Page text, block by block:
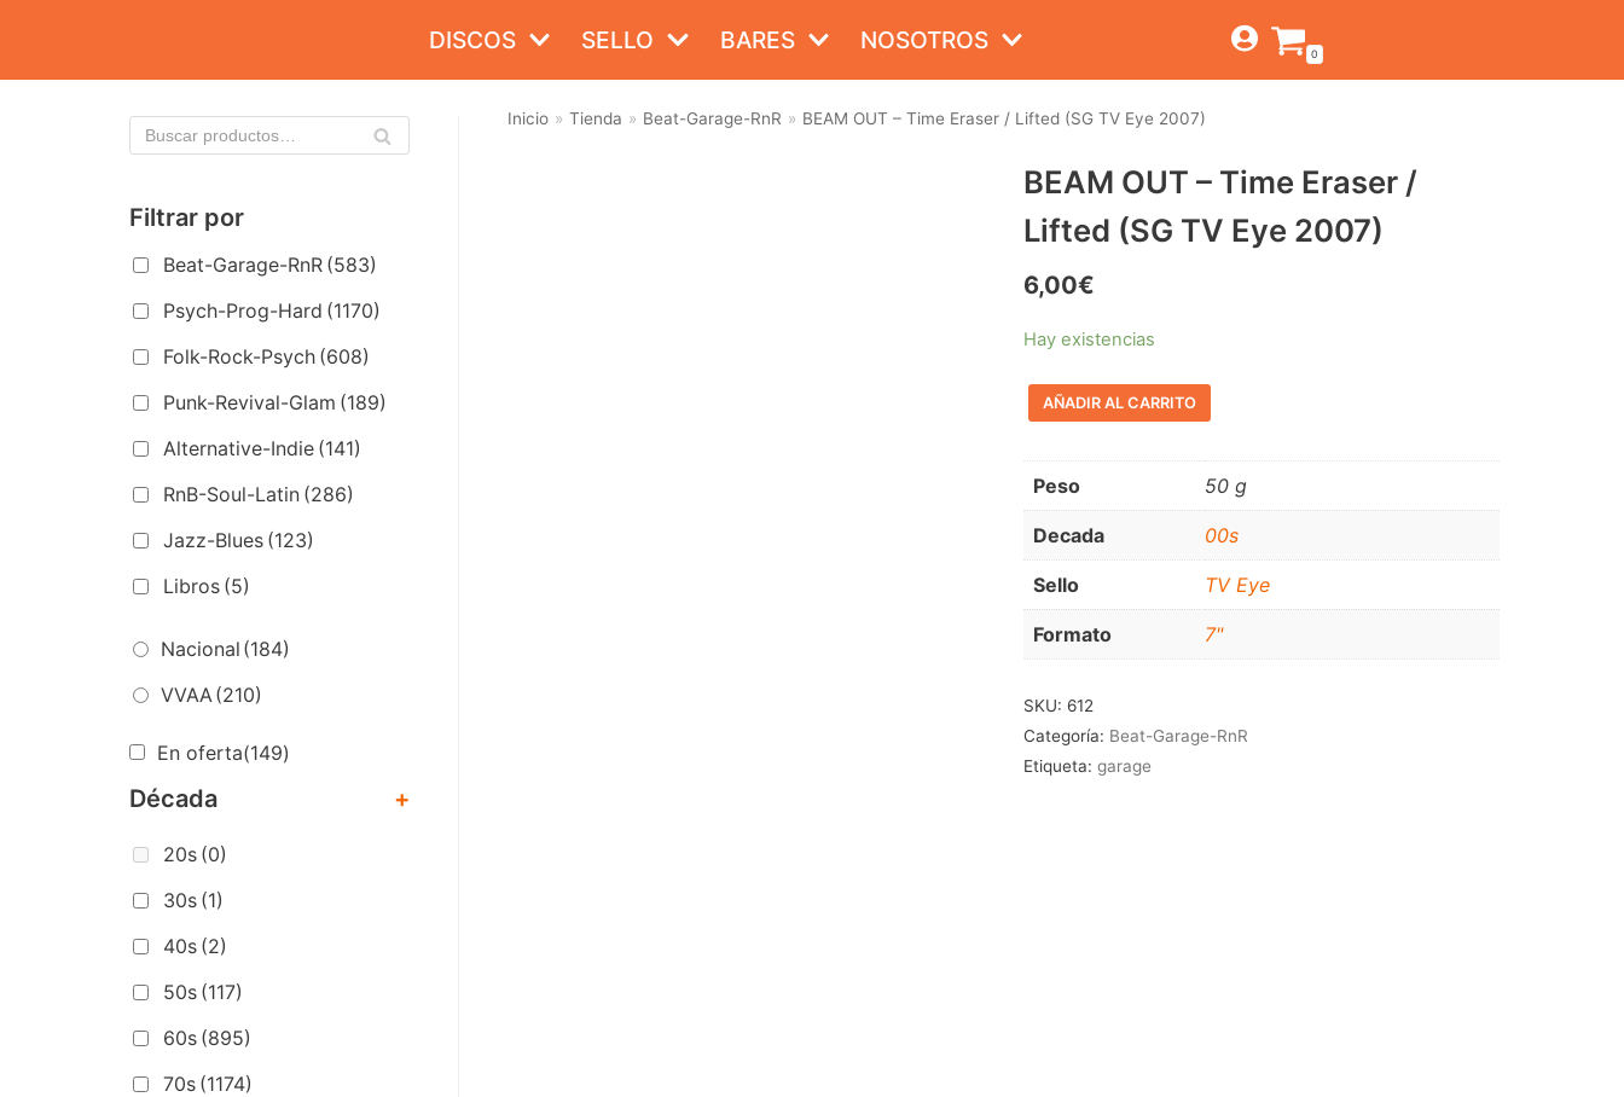
contenido
DISCOS SELLO BARES NOSOTROS 0
TIENDA
ESTILOS
ALTERNATIVE-INDIE
RNB-SOUL-LATIN
JAZZ-BLUES
Filtrar por
Beat-Garage-RnR (583)
Psych-Prog-Hard (1170)
Folk-Rock-Psych (608)
Punk-Revival-Glam (189)
Alternative-Indie (141)
RnB-Soul-Latin (286)
Jazz-Blues (123)
Libros (5)
Nacional (184)
VVAA(210)
En oferta(149)
Década +
20s (0)
30s (1)
40s (2)
50s (117)
60s (895)
70s (1174)
Inicio » Tienda » Beat-Garage-RnR » BEAM OUT – Time Eraser / Lifted (SG TV Eye 2007)
BEAM OUT – Time Eraser /
Lifted (SG TV Eye 2007)
6,00€
Hay existencias
AÑADIR AL CARRITO
Peso 50 g
Decada 00s
Sello TV Eye
Formato 7"
SKU: 612
Categoría: Beat-Garage-RnR
Etiqueta:garage